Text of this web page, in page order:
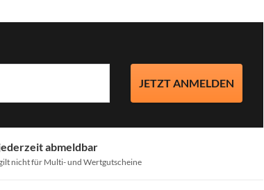
JETZT ANMELDEN
abmeldbar
nicht für Multi- und Wertgutscheine